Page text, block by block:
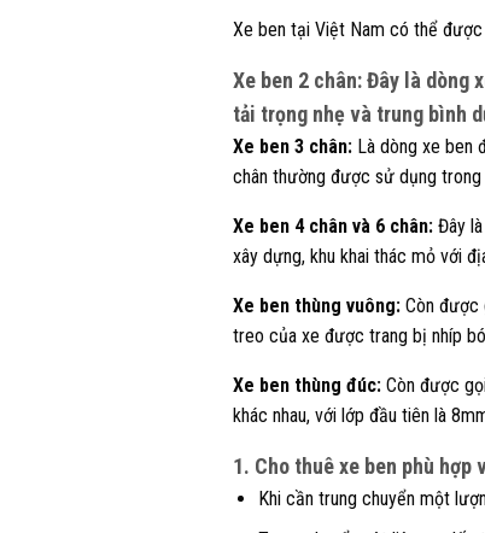
Xe ben tại Việt Nam có thể
Xe ben 2 chân:Đây là dòng
tải trọng nhẹ và trung bình
Xe ben 3 chân: Là dòng xe ben
chân thường được sử dụng
Xe ben 4 chân và 6 chân:Đây
xây dựng, khu khai thác mỏ với
Xe ben thùng vuông:Còn được
treo của xe được trang bị nhíp
Xe ben thùng đúc:Còn được
khác nhau, với lớp đầu tiên là
1. Cho thuê xe ben phù
Khi cần trung chuyển một